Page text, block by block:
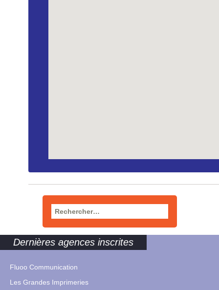
Rechercher :
Dernières agences inscrites
Fluoo Communication
Les Grandes Imprimeries